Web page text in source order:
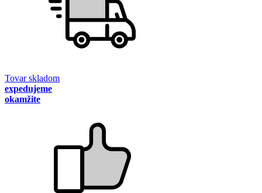
Tovar skladom
expedujeme
okamžite